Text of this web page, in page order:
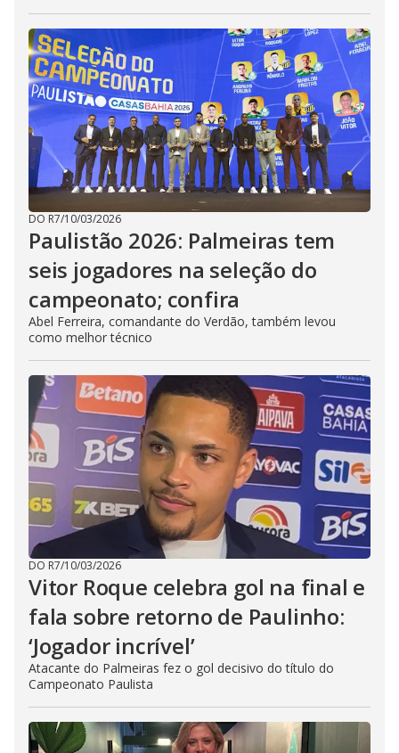
DO R7/10/03/2026
Paulistão 2026: Palmeiras tem
seis jogadores na seleção do
campeonato; confira
Abel Ferreira, comandante do Verdão, também levou
como melhor técnico
DO R7/10/03/2026
Vitor Roque celebra gol na final e
fala sobre retorno de Paulinho:
‘Jogador incrível’
Atacante do Palmeiras fez o gol decisivo do título do
Campeonato Paulista